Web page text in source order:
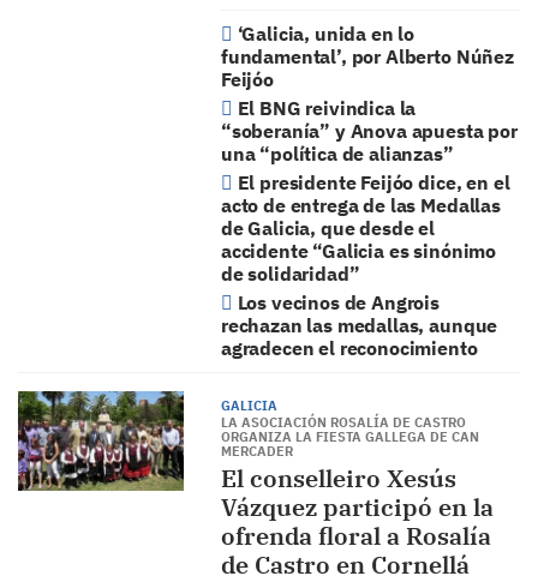
‘Galicia, unida en lo
fundamental’, por Alberto Núñez
Feijóo
El BNG reivindica la
“soberanía” y Anova apuesta por
una “política de alianzas”
El presidente Feijóo dice, en el
acto de entrega de las Medallas
de Galicia, que desde el
accidente “Galicia es sinónimo
de solidaridad”
Los vecinos de Angrois
rechazan las medallas, aunque
agradecen el reconocimiento
GALICIA
LA ASOCIACIÓN ROSALÍA DE CASTRO
ORGANIZA LA FIESTA GALLEGA DE CAN
MERCADER
El conselleiro Xesús
Vázquez participó en la
ofrenda floral a Rosalía
de Castro en Cornellá